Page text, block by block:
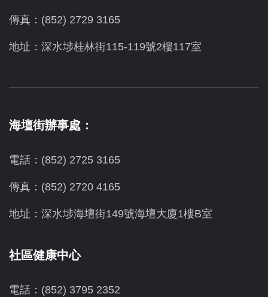
傳真：(852) 2729 3165
地址：深水埗桂林街115-119號2樓117室
海壇街辦事處：
電話：(852) 2725 3165
傳真：(852) 2720 4165
地址：深水埗海壇街149號海壇大廈1樓B室
社區健康中心
電話：(852) 3795 2352